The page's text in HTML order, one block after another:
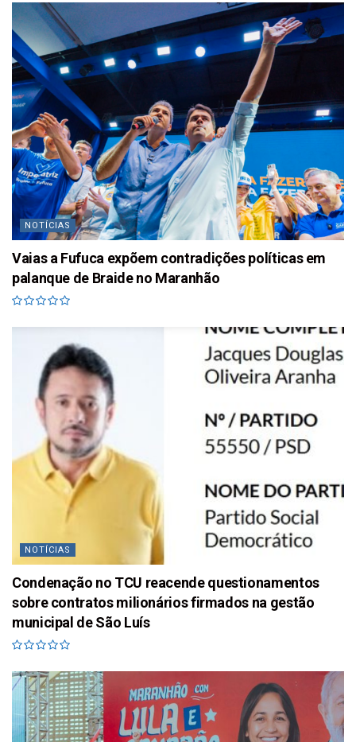
NOTÍCIAS
Vaias a Fufuca expõem contradições políticas em
palanque de Braide no Maranhão
NOTÍCIAS
Condenação no TCU reacende questionamentos
sobre contratos milionários firmados na gestão
municipal de São Luís